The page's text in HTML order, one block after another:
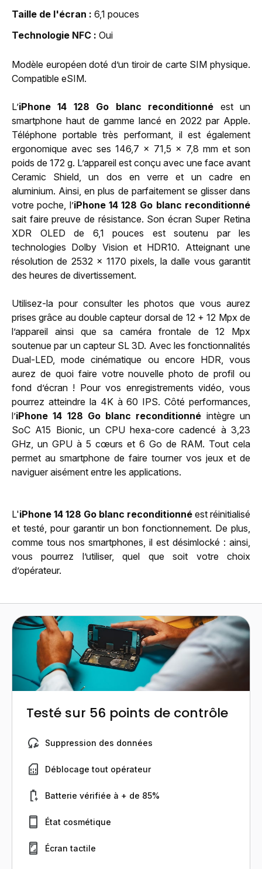
Taille de l'écran
6,1 pouces
Technologie NFC
Oui
Modèle européen doté d’un tiroir de carte SIM physique.
Compatible eSIM.
L’iPhone 14 128 Go blanc reconditionné est un
smartphone haut de gamme lancé en 2022 par Apple.
Téléphone portable très performant, il est également
ergonomique avec ses 146,7 x 71,5 x 7,8 mm et son
poids de 172 g. L’appareil est conçu avec une face avant
Ceramic Shield, un dos en verre et un cadre en
aluminium. Ainsi, en plus de parfaitement se glisser dans
votre poche, l’iPhone 14 128 Go blanc reconditionné
sait faire preuve de résistance. Son écran Super Retina
XDR OLED de 6,1 pouces est soutenu par les
technologies Dolby Vision et HDR10. Atteignant une
résolution de 2532 x 1170 pixels, la dalle vous garantit
des heures de divertissement.
Utilisez-la pour consulter les photos que vous aurez
prises grâce au double capteur dorsal de 12 + 12 Mpx de
l’appareil ainsi que sa caméra frontale de 12 Mpx
soutenue par un capteur SL 3D. Avec les fonctionnalités
Dual-LED, mode cinématique ou encore HDR, vous
aurez de quoi faire votre nouvelle photo de profil ou
fond d’écran ! Pour vos enregistrements vidéo, vous
pourrez atteindre la 4K à 60 IPS. Côté performances,
l’iPhone 14 128 Go blanc reconditionné intègre un
SoC A15 Bionic, un CPU hexa-core cadencé à 3,23
GHz, un GPU à 5 cœurs et 6 Go de RAM. Tout cela
permet au smartphone de faire tourner vos jeux et de
naviguer aisément entre les applications.
L'iPhone 14 128 Go blanc reconditionné est réinitialisé
et testé, pour garantir un bon fonctionnement. De plus,
comme tous nos smartphones, il est désimlocké : ainsi,
vous pourrez l’utiliser, quel que soit votre choix
d’opérateur.
Testé sur 56 points de contrôle
Suppression des données
Déblocage tout opérateur
Batterie vérifiée à + de 85%
État cosmétique
Écran tactile